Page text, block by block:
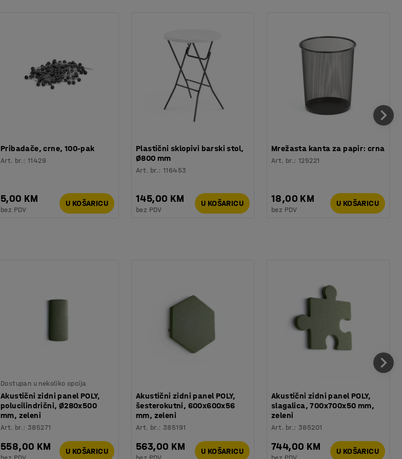
Pribadače, crne, 100-pak
Art. br.:11429
5,00 KM
bez PDV
U KOŠARICU
Plastični sklopivi barski stol,
Ø800 mm
Art. br.:116453
145,00 KM
bez PDV
U KOŠARICU
Mrežasta kanta za papir: crna
Art. br.:125221
18,00 KM
bez PDV
U KOŠARICU
Dostupan u nekoliko opcija
Akustični zidni panel POLY,
polucilindrični, Ø280x500
mm, zeleni
Art. br.:385271
558,00 KM U KOŠARICU
Akustični zidni panel POLY,
šesterokutni, 600x600x56
mm, zeleni
Art. br.:385191
563,00 KM U KOŠARICU
Akustični zidni panel POLY,
slagalica, 700x700x50 mm,
zeleni
Art. br.:385201
744,00 KM U KOŠARICU